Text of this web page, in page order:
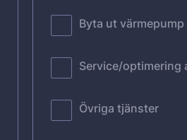
Byta ut värmepump
Service/optimering
Övriga tjänster